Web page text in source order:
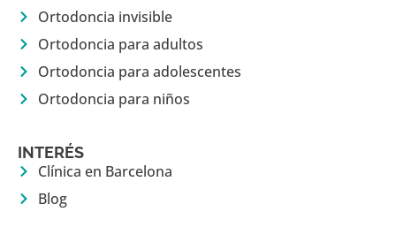
Ortodoncia invisible
Ortodoncia para adultos
Ortodoncia para adolescentes
Ortodoncia para niños
INTERÉS
Clínica en Barcelona
Blog